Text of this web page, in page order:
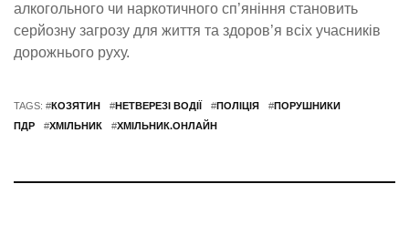
алкогольного чи наркотичного сп’яніння становить
серйозну загрозу для життя та здоров’я всіх учасників
дорожнього руху.
TAGS: #КОЗЯТИН #НЕТВЕРЕЗІ ВОДІЇ #ПОЛІЦІЯ #ПОРУШНИКИ
ПДР
#ХМІЛЬНИК #ХМІЛЬНИК.ОНЛАЙН